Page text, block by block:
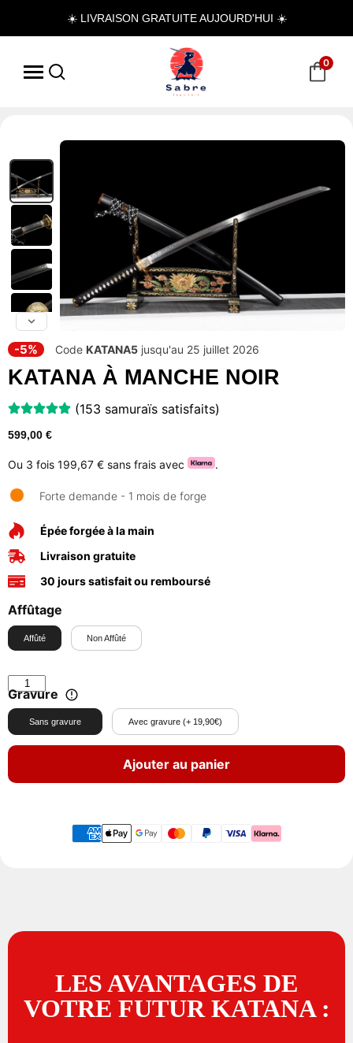
☀️ LIVRAISON GRATUITE AUJOURD'HUI ☀️
0
-5% Code KATANA5 jusqu'au 25 juillet 2026
KATANA À MANCHE NOIR
(153 samuraïs satisfaits)
599,00 €
Ou 3 fois 199,67 € sans frais avec .
Forte demande - 1 mois de forge
Épée forgée à la main
Livraison gratuite
30 jours satisfait ou remboursé
Affûtage
Affûté Non Affûté
Gravure
Sans gravure Avec gravure (+ 19,90€)
Ajouter au panier
LES AVANTAGES DE
VOTRE FUTUR KATANA :